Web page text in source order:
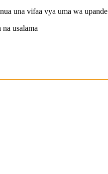
una vifaa vya uma wa upande
usalama